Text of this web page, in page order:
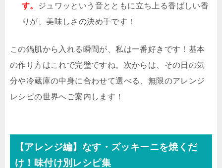
す。
ジュワッという音とともに立ち上る香ばしい香
りが、美味しさの決め手です！
この鍋肌から入れる瞬間が、私は一番好きです！基本
の作り方はこれで完璧ですね。次からは、その日の気
分や冷蔵庫の中身に合わせて選べる、無限のアレンジ
レシピの世界へご案内します！
【アレンジ編】なす・ズッキーニを焼くだ
け！味付け別レシピ集